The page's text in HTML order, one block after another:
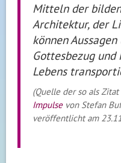
Mitteln der
Architektur, der
können
Gottesbezug
Lebens
(Quelle der so als
Impulsevon Stefan
veröffentlicht am